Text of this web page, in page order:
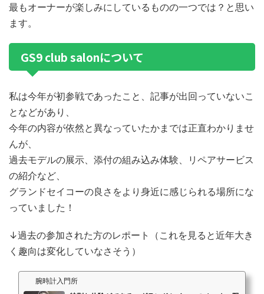
最もオーナーが楽しみにしているものの一つでは？と思い
ます。
GS9 club salonについて
私は今年が初参戦であったこと、記事が出回っていないこ
となどがあり、
今年の内容が依然と異なっていたかまでは正直わかりませ
んが、
過去モデルの展示、添付の組み込み体験、リペアサービス
の紹介など、
グランドセイコーの良さをより身近に感じられる場所にな
っていました！
↓過去の参加された方のレポート（これを見ると近年大き
く趣向は変化していなさそう）
腕時計入門所